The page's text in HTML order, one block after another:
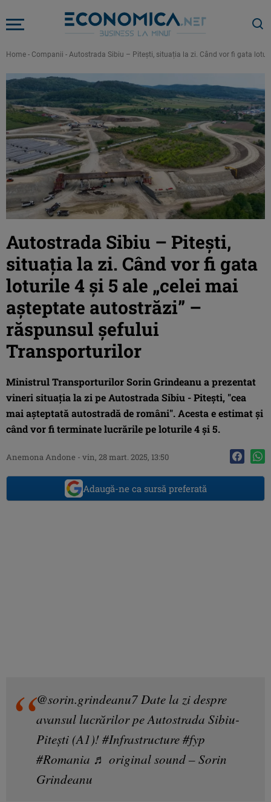
Home - Companii - Autostrada Sibiu – Pitești, situația la zi. Când vor fi gata
Autostrada Sibiu – Pitești,
situația la zi. Când vor fi gata
loturile 4 și 5 ale „celei mai
așteptate autostrăzi” –
răspunsul șefului
Transporturilor
Ministrul Transporturilor Sorin Grindeanu a prezentat
vineri situația la zi pe Autostrada Sibiu - Pitești, "cea
mai așteptată autostradă de români". Acesta e estimat și
când vor fi terminate lucrările pe loturile 4 și 5.
Anemona Andone - vin, 28 mart. 2025, 13:50
Adaugă-ne ca sursă preferată
@sorin.grindeanu7Date la zi despre
avansul lucrărilor pe Autostrada Sibiu-
Pitești (A1)!#Infrastructure#fyp
#Romania ♬ original sound – Sorin
Grindeanu